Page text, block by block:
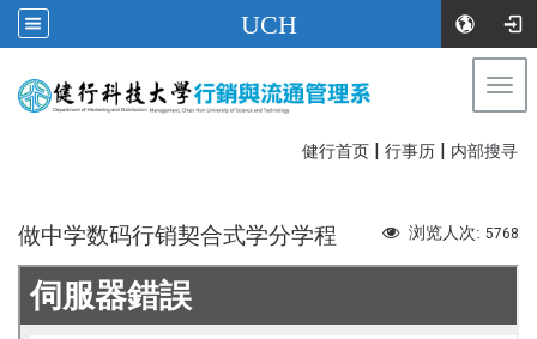
UCH
健行首页 | 行事历 | 内部搜寻
浏览人次: 5768
做中学数码行销契合式学分学程